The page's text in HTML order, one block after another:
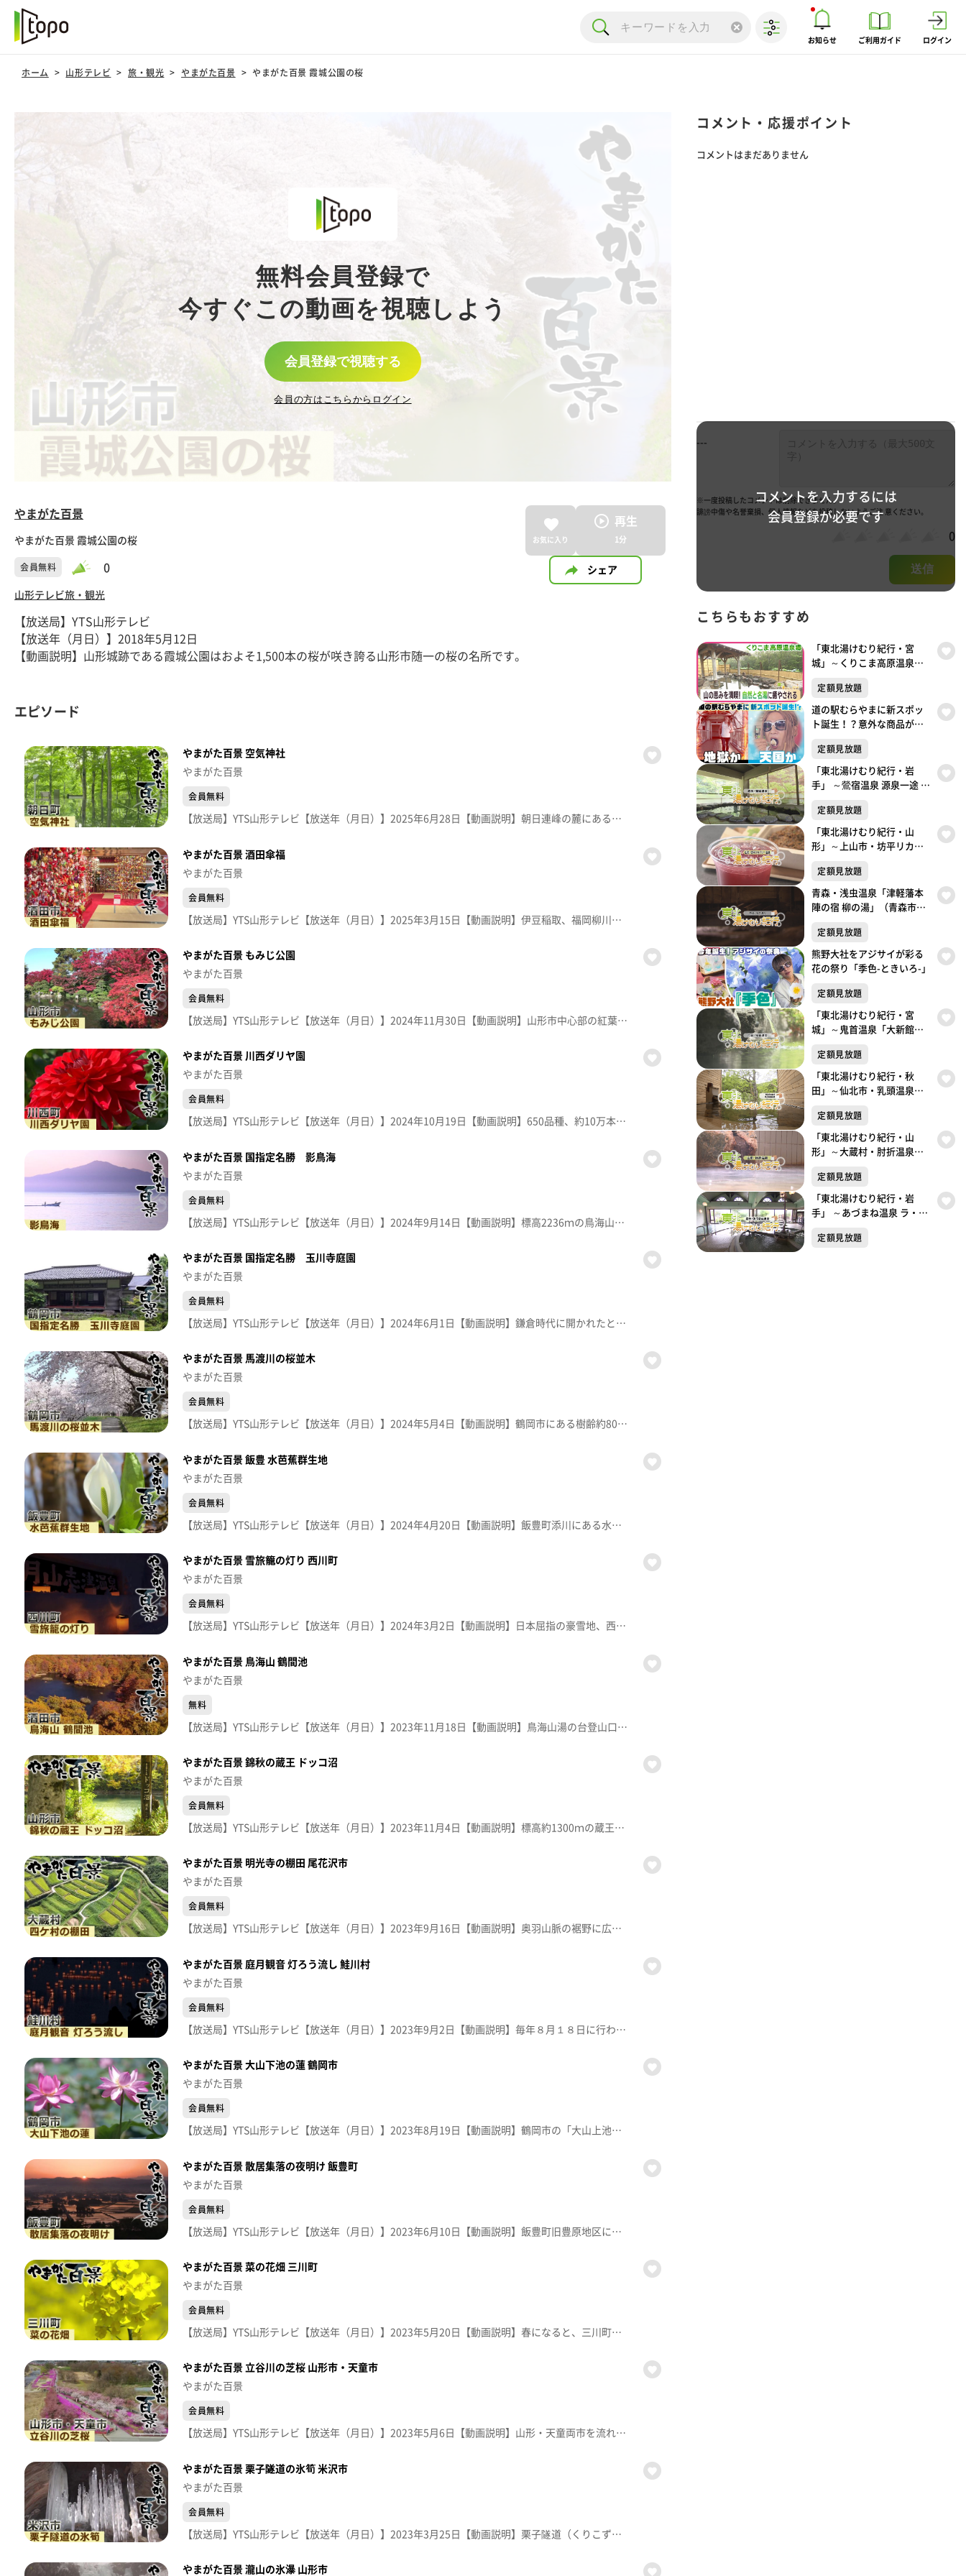
お知らせ ご利用ガイド ログイン
ホーム 山形テレビ 旅・観光 やまがた百景 やまがた百景 霞城公園の桜
無料会員登録で
今すぐこの動画を視聴しよう
会員登録で視聴する
会員の方はこちらからログイン
やまがた百景
やまがた百景 霞城公園の桜
会員無料 0
お気に入り
再生
1 分
シェア
山形テレビ旅・観光
【放送局】YTS山形テレビ
【放送年（月日）】2018年5月12日
【動画説明】山形城跡である霞城公園はおよそ1,500本の桜が咲き誇る山形市随一の桜の名所です。
エピソード
やまがた百景 空気神社
やまがた百景
会員無料
【放送局】YTS山形テレビ【放送年（月日）】2025年6月28日【動画説明】朝日連峰の麓にある、世界でも類のない「空気」が御神体の神社。空気の恩恵に感謝し自然の恵みを大切にしようと1990年建立。地下の本殿に空気が祀られている。町は世界環境デーの6月5日を「朝日町空気の日」に制定。
やまがた百景 酒田傘福
やまがた百景
会員無料
【放送局】YTS山形テレビ【放送年（月日）】2025年3月15日【動画説明】伊豆稲取、福岡柳川と並び、日本三大つるし飾りと言われる「酒田傘福」。江戸時代から子孫繁栄や子の幸せを願って製作・奉納されてきた風習。酒田市の料亭「山王くらぶ」には、傘福が常設展示されている。
やまがた百景 もみじ公園
やまがた百景
会員無料
【放送局】YTS山形テレビ【放送年（月日）】2024年11月30日【動画説明】山形市中心部の紅葉の名所。江戸時代に作庭された「宝幢寺」庭園を市が整備。閑雅な池泉回遊式庭園には品種の異なるもみじが多数植えられ、秋には色濃く紅葉する。
やまがた百景 川西ダリヤ園
やまがた百景
会員無料
【放送局】YTS山形テレビ【放送年（月日）】2024年10月19日【動画説明】650品種、約10万本のダリアが、8月～11月初旬に咲き誇る。園内には遊歩道も整備され、各国のダリアが人々を楽しませてくれる。 ＊園名は明治～大正に使われていた呼び名「ダリヤ」で表記。
やまがた百景 国指定名勝 影鳥海
やまがた百景
会員無料
【放送局】YTS山形テレビ【放送年（月日）】2024年9月14日【動画説明】標高2236ｍの鳥海山。山頂から、晴れた日の早朝にわずか10分程しか見られないという「影鳥海」。ご来光を浴びた鳥海山の影が、日本海に投影されて浮かび上がる奇跡の絶景。
やまがた百景 国指定名勝 玉川寺庭園
やまがた百景
会員無料
【放送局】YTS山形テレビ【放送年（月日）】2024年6月1日【動画説明】鎌倉時代に開かれたと伝わる鶴岡市の玉川寺。名園と言われる庭園は１９８７年に国の名勝に指定。四季折々の花々が楽しめ、春には珍しいクリンソウが境内に咲き誇る。
やまがた百景 馬渡川の桜並木
やまがた百景
会員無料
【放送局】YTS山形テレビ【放送年（月日）】2024年5月4日【動画説明】鶴岡市にある樹齢約80年の馬渡川桜並木。 赤川土手の「やすらぎ公園」と合わせて約２．２ｋｍにも及ぶ桜の回廊。鳥海山や月山も望める景色は、映画の撮影地としても知られている。
やまがた百景 飯豊 水芭蕉群生地
やまがた百景
会員無料
【放送局】YTS山形テレビ【放送年（月日）】2024年4月20日【動画説明】飯豊町添川にある水芭蕉群生地で、約一万株以上が自生。４月中旬頃から咲き始める可憐な水芭蕉は、雪解けとともに春を告げてくれる。遊歩道も整備され散策も楽しめる。
やまがた百景 雪旅籠の灯り 西川町
やまがた百景
会員無料
【放送局】YTS山形テレビ【放送年（月日）】2024年3月2日【動画説明】日本屈指の豪雪地、西川町志津地区。出羽三山行者の宿場町として栄えた約４００年前の旅籠の街並みを雪で再現するイベント。ろうそくの幻想的な灯りが優しく包み込む。
やまがた百景 鳥海山 鶴間池
やまがた百景
無料
【放送局】YTS山形テレビ【放送年（月日）】2023年11月18日【動画説明】鳥海山湯の台登山口の途中にある鶴間池。新緑や紅葉の時期は、トレッキングや写真スポットとして人気。モリアオガエルの繁殖地として県指定天然記念物になっている。
やまがた百景 錦秋の蔵王 ドッコ沼
やまがた百景
会員無料
【放送局】YTS山形テレビ【放送年（月日）】2023年11月4日【動画説明】標高約1300ｍの蔵王中央高原にある神秘的な「ドッコ沼」。日差しの角度によって湖面がエメラルドグリーンや青色に変化する。 秋は紅葉狩りを楽しめる人気スポット。
やまがた百景 明光寺の棚田 尾花沢市
やまがた百景
会員無料
【放送局】YTS山形テレビ【放送年（月日）】2023年9月16日【動画説明】奥羽山脈の裾野に広がる尾花沢市中島の棚田。地区には湧水も多く、地域の人がホタル舞う棚田として環境保全に取り組んでいる。県が指定する「やまがた棚田２０選」に選ばれている。
やまがた百景 庭月観音 灯ろう流し 鮭川村
やまがた百景
会員無料
【放送局】YTS山形テレビ【放送年（月日）】2023年9月2日【動画説明】毎年８月１８日に行われる庭月観音灯ろう流し。ご詠歌や般若心経が奉納される中、先祖供養の灯ろうが鮭川を流れゆく光景は、見る人を幽玄の世界へと誘う。仏式としては東北随一と言われる。
やまがた百景 大山下池の蓮 鶴岡市
やまがた百景
会員無料
【放送局】YTS山形テレビ【放送年（月日）】2023年8月19日【動画説明】鶴岡市の「大山上池・下池」。7月下旬～8月下旬に蓮の花が見ごろを迎える。平成20年には、水鳥などの生息地として国際的に重要な湿地であると認められ「ラムサール条約」に登録された。
やまがた百景 散居集落の夜明け 飯豊町
やまがた百景
会員無料
【放送局】YTS山形テレビ【放送年（月日）】2023年6月10日【動画説明】飯豊町旧豊原地区に広がる田園散居集落。５月下旬頃、展望台からは、田んぼの水面に集落が逆さ絵のように映り込む景観が楽しめる。
やまがた百景 菜の花畑 三川町
やまがた百景
会員無料
【放送局】YTS山形テレビ【放送年（月日）】2023年5月20日【動画説明】春になると、三川町では各所に菜の花が咲き誇り、鳥海山や月山を背景に、黄色のじゅうたんが広がる。５月の大型連休には「菜の花まつり」も開催される。
やまがた百景 立谷川の芝桜 山形市・天童市
やまがた百景
会員無料
【放送局】YTS山形テレビ【放送年（月日）】2023年5月6日【動画説明】山形・天童両市を流れる立谷川河川敷の全長約600メートルに広がる芝桜。秋にはキバナコスモスも楽しめる人気の観光スポット
やまがた百景 栗子隧道の氷筍 米沢市
やまがた百景
会員無料
【放送局】YTS山形テレビ【放送年（月日）】2023年3月25日【動画説明】栗子隧道（くりこずいどう）は、米沢市と福島市の県境にある道路トンネル。真冬にはみごとな氷筍を見ることができます。
やまがた百景 瀧山の氷瀑 山形市
コメント・応援ポイント
コメントはまだありません
コメントを入力するには
会員登録が必要です
---
※一度投稿したコメントは削除できません。
誹謗中傷や名誉棄損、個人情報などを投稿しないようご注 意ください。
0
送信
こちらもおすすめ
「東北湯けむり紀行・宮
城」～くりこま高原温泉郷
定額見放題
道の駅むらやまに新スポッ
ト誕生！？意外な商品が人
だけしか楽しめない極上の
楽しみ方がここにあった！
定額見放題
「東北湯けむり紀行・岩
手」 ～鶯宿温泉 源泉一途 岩
定額見放題
「東北湯けむり紀行・山
形」～上山市・坊平リカバ
行定額見放題
青森・浅虫温泉「津軽藩本
陣の宿 柳の湯」（青森市）
旅～「東北湯けむり紀行」
～
定額見放題
熊野大社をアジサイが彩る
花の祭り「季色-ときいろ-」
定額見放題
「東北湯けむり紀行・宮
城」～鬼首温泉「大新館」
定額見放題
「東北湯けむり紀行・秋
田」～仙北市・乳頭温泉郷
定額見放題
「東北湯けむり紀行・山
形」～大蔵村・肘折温泉～
定額見放題
「東北湯けむり紀行・岩
手」 ～あづまね温泉 ラ・フ
定額見放題